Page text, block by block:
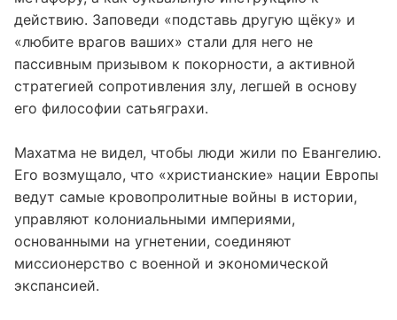
действию. Заповеди «подставь другую щёку» и
«любите врагов ваших» стали для него не
пассивным призывом к покорности, а активной
стратегией сопротивления злу, легшей в основу
его философии сатьяграхи.
Махатма не видел, чтобы люди жили по Евангелию.
Его возмущало, что «христианские» нации Европы
ведут самые кровопролитные войны в истории,
управляют колониальными империями,
основанными на угнетении, соединяют
миссионерство с военной и экономической
экспансией.